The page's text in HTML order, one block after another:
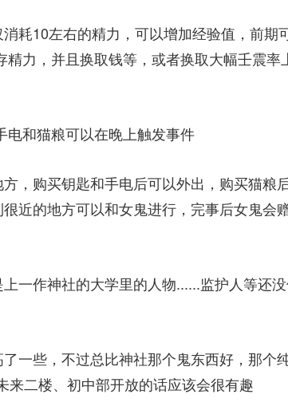
耗10左右的精力，可以增加经验值，前期
力，并且换取钱等，或者换取大幅壬震率
和猫粮可以在晚上触发事件
，购买钥匙和手电后可以外出，购买猫粮
近的地方可以和女鬼进行，完事后女鬼会
一作神社的大学里的人物......监护人等还
一些，不过总比神社那个鬼东西好，那个
二楼、初中部开放的话应该会很有趣